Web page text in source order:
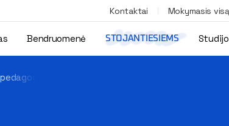
Kontaktai Mokymasis
Bendruomenė STOJANTIESIEMS
praktikos žinių Azerbaidžane